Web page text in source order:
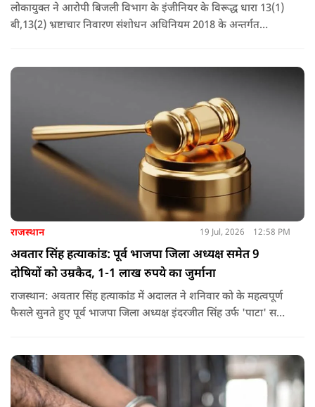
लोकायुक्त ने आरोपी बिजली विभाग के इंजीनियर के विरूद्ध धारा 13(1)
बी,13(2) भ्रष्टाचार निवारण संशोधन अधिनियम 2018 के अन्तर्गत
राजस्थान 19 Jul, 2026 12:58 PM
अवतार सिंह हत्याकांड: पूर्व भाजपा जिला अध्यक्ष समेत 9
दोषियों को उम्रकैद, 1-1 लाख रुपये का जुर्माना
राजस्थान: अवतार सिंह हत्याकांड में अदालत ने शनिवार को के महत्वपूर्ण
फैसले सुनते हुए पूर्व भाजपा जिला अध्यक्ष इंदरजीत सिंह उर्फ ​​'पाटा' समेत